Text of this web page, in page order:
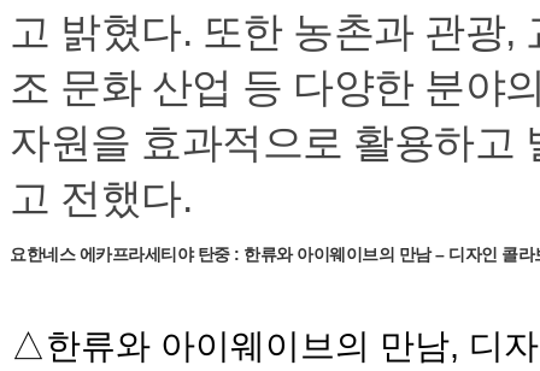
고 밝혔다. 또한 농촌과 관광,
조 문화 산업 등 다양한 분야
자원을 효과적으로 활용하고
고 전했다.
요한네스 에카프라세티야 탄중 : 한류와 아이웨이브의 만남 – 디자인 콜라
△한류와 아이웨이브의 만남, 디